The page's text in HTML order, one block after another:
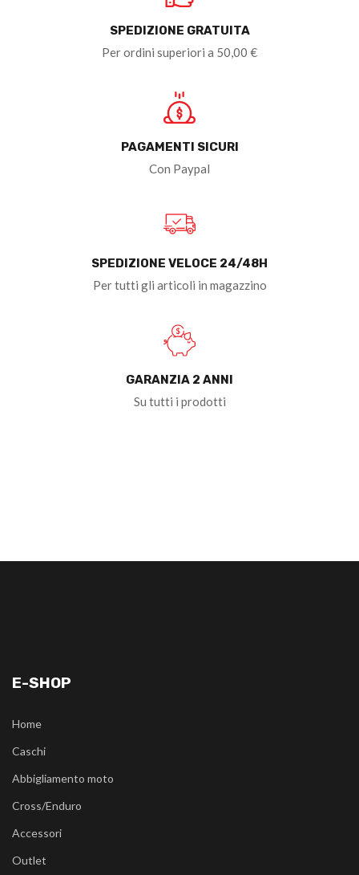
SPEDIZIONE GRATUITA
Per ordini superiori a 50,00 €
PAGAMENTI SICURI
Con Paypal
SPEDIZIONE VELOCE 24/48H
Per tutti gli articoli in magazzino
GARANZIA 2 ANNI
Su tutti i prodotti
E-SHOP
Home
Caschi
Abbigliamento moto
Cross/Enduro
Accessori
Outlet